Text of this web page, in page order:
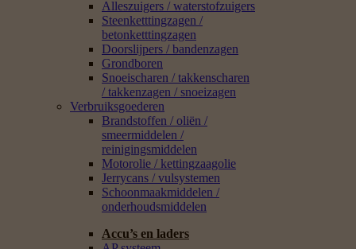
Productaanvraag
Klantenservice & Retourneren
Productinstallatie
Onderhoud
Winteronderhoud
Verhuur